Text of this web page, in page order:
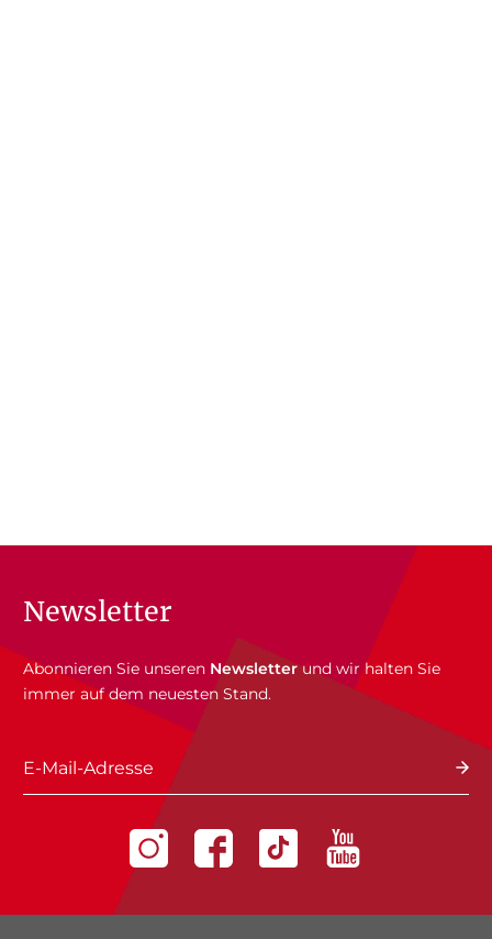
Newsletter
Abonnieren Sie unseren Newsletterund wir halten Sie
immer auf dem neuesten Stand.
E-Mail-Adresse